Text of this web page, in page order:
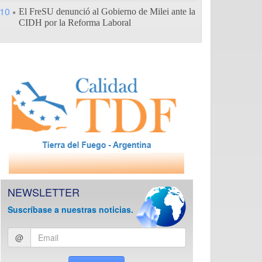
10
El FreSU denunció al Gobierno de Milei ante la
CIDH por la Reforma Laboral
NEWSLETTER
Suscríbase a nuestras noticias.
Ingresar
email
@